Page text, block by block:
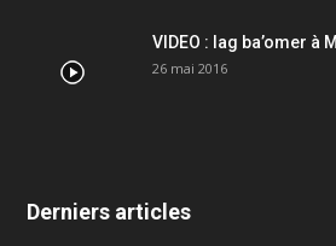
VIDEO : lag ba’omer à
26 mai 2016
Derniers articles